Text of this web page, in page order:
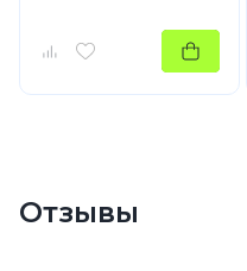
Отзывы